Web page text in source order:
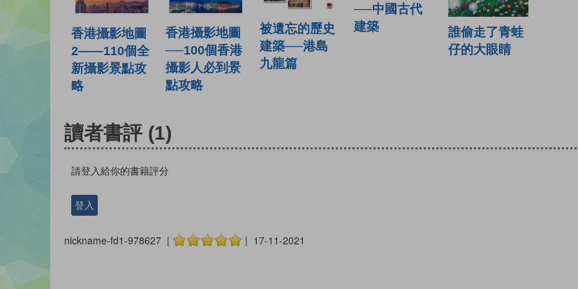
香港攝影地圖
2——110個全
新攝影景點攻
略
香港攝影地圖
──100個香港
攝影人必到景
點攻略
被遺忘的歷史
建築──港島
九龍篇
──中國古代
建築
誰偷走了青蛙
仔的大眼睛
讀者書評 (1)
請登入給你的書籍評分
登入
nickname-fd1-978627 | | 17-11-2021